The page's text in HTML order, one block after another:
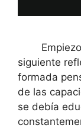
Empiezo
siguiente
formada
de las
se debía